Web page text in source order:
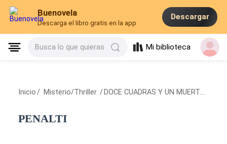
Buenovela
Descarga el libro gratis en la app
Descargar
Busca lo que quieras Mi biblioteca
Inicio / Misterio/Thriller / DOCE CUADRAS Y UN MUERTO
PENALTI